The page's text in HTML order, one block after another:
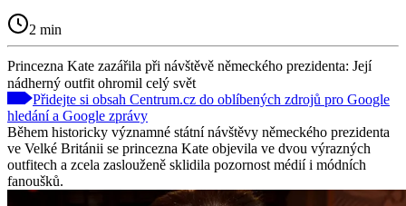
2 min
Princezna Kate zazářila při návštěvě německého prezidenta: Její
nádherný outfit ohromil celý svět
Přidejte si obsah Centrum.cz do oblíbených zdrojů pro Google
hledání a Google zprávy
Během historicky významné státní návštěvy německého prezidenta
ve Velké Británii se princezna Kate objevila ve dvou výrazných
outfitech a zcela zaslouženě sklidila pozornost médií i módních
fanoušků.